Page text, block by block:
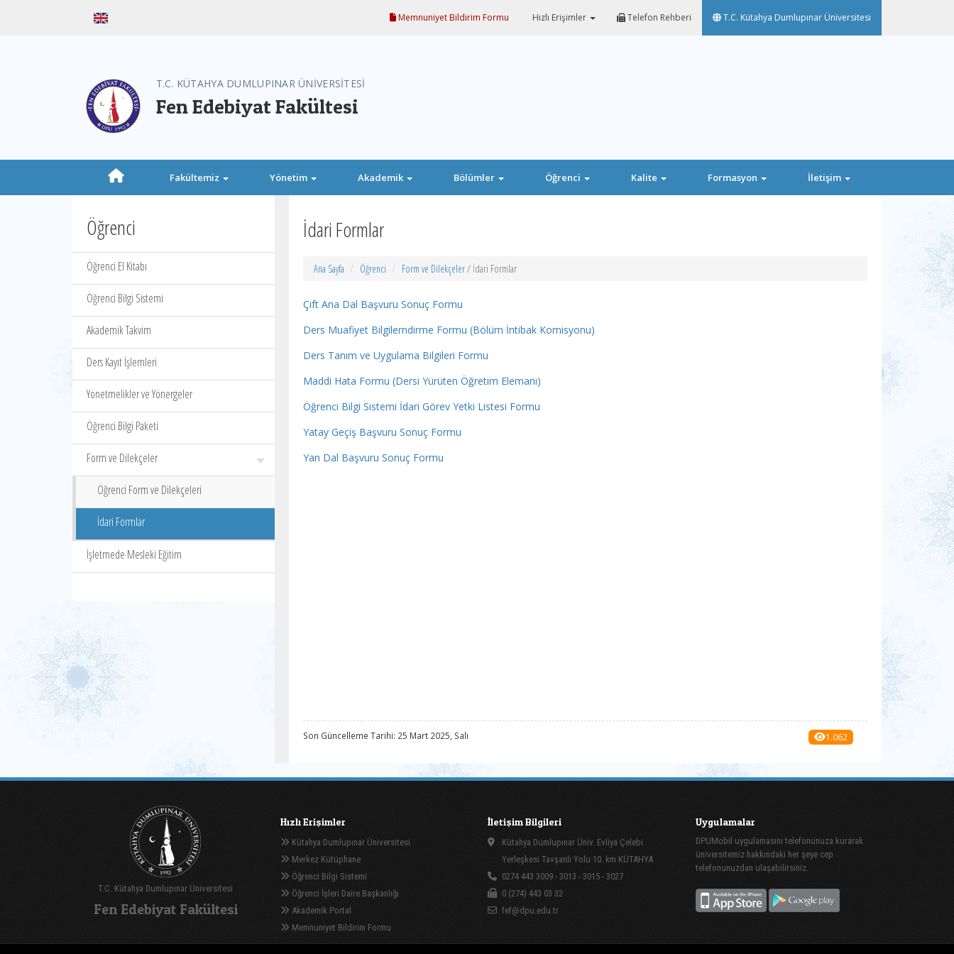
Memnuniyet Bildirim Formu Hızlı Erişimler Telefon Rehberi T.C. Kütahya Dumlupınar Üniversitesi
T.C. KÜTAHYA DUMLUPINAR ÜNİVERSİTESİ
Fen Edebiyat Fakültesi
Fakültemiz Yönetim Akademik Bölümler Öğrenci Kalite Formasyon İletişim
Öğrenci
Öğrenci El Kitabı
Öğrenci Bilgi Sistemi
Akademik Takvim
Ders Kayıt İşlemleri
Yönetmelikler ve Yönergeler
Öğrenci Bilgi Paketi
Form ve Dilekçeler
Öğrenci Form ve Dilekçeleri
İdari Formlar
İşletmede Mesleki Eğitim
İdari Formlar
Ana Sayfa Öğrenci Form ve Dilekçeler/ İdari Formlar
Çift Ana Dal Başvuru Sonuç Formu
Ders Muafiyet Bilgilerndirme Formu (Bölüm İntibak Komisyonu)
Ders Tanım ve Uygulama Bilgileri Formu
Maddi Hata Formu (Dersi Yürüten Öğretim Elemanı)
Öğrenci Bilgi Sistemi İdari Görev Yetki Listesi Formu
Yatay Geçiş Başvuru Sonuç Formu
Yan Dal Başvuru Sonuç Formu
Son Güncelleme Tarihi: 25 Mart 2025, Salı 1.062
T.C. Kütahya Dumlupınar Üniversitesi
Fen Edebiyat Fakültesi
Hızlı Erişimler
Kütahya Dumlupınar Üniversitesi
Merkez Kütüphane
Öğrenci Bilgi Sistemi
Öğrenci İşleri Daire Başkanlığı
Akademik Portal
Memnuniyet Bildirim Formu
İletişim Bilgileri
Kütahya Dumlupınar Üniv. Evliya Çelebi
Yerleşkesi Tavşanlı Yolu 10. km KÜTAHYA
0274 443 3009 - 3013 - 3015 - 3027
0 (274) 443 03 32
fef@dpu.edu.tr
Uygulamalar
DPUMobil uygulamasını telefonunuza kurarak
üniversitemiz hakkındaki her şeye cep
telefonunuzdan ulaşabilirsiniz.